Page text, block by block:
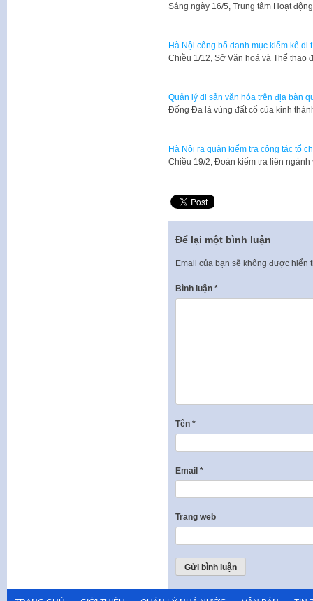
Sáng ngày 16/5, Trung tâm Hoạt
Hà Nội công bố danh mục kiểm kê di
Chiều 1/12, Sở Văn hoá và Thể thao
Quản lý di sản văn hóa trên địa bàn
Đống Đa là vùng đất cổ của kinh
Hà Nội ra quân kiểm tra công tác tổ
​Chiều 19/2, Đoàn kiểm tra liên
Để lại một bình luận
Email của bạn sẽ không được hiển
Bình luận *
Tên *
Email *
Trang web